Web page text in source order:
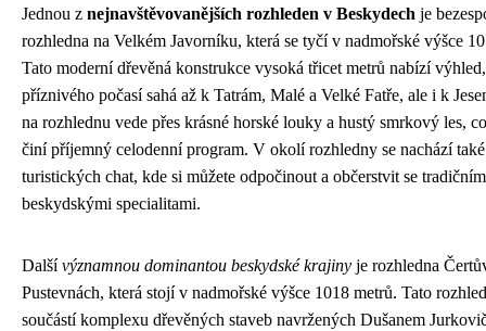
Jednou z nejnavštěvovanějších rozhleden v Beskydech je
rozhledna na Velkém Javorníku, která se tyčí v nadmořské výšce
Tato moderní dřevěná konstrukce vysoká třicet metrů nabízí
příznivého počasí sahá až k Tatrám, Malé a Velké Fatře, ale i k
na rozhlednu vede přes krásné horské louky a hustý smrkový les,
činí příjemný celodenní program. V okolí rozhledny se nachází
turistických chat, kde si můžete odpočinout a občerstvit se
beskydskými specialitami.
Dalšívýznamnou dominantou beskydské krajiny je rozhledna
Pustevnách, která stojí v nadmořské výšce 1018 metrů. Tato
součástí komplexu dřevěných staveb navržených Dušanem